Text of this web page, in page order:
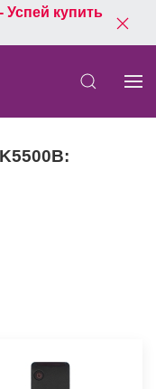
Успей купить